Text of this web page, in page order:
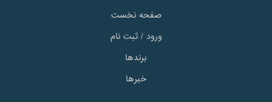
صفحه نخست
ورود / ثبت نام
برندها
خبرها